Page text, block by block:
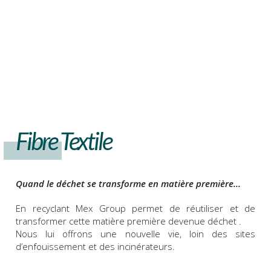
Fibre Textile
Quand le déchet se transforme en matière première…
En recyclant Mex Group permet de réutiliser et de
transformer cette matière première devenue déchet .
Nous lui offrons une nouvelle vie, loin des sites
d’enfouissement et des incinérateurs.